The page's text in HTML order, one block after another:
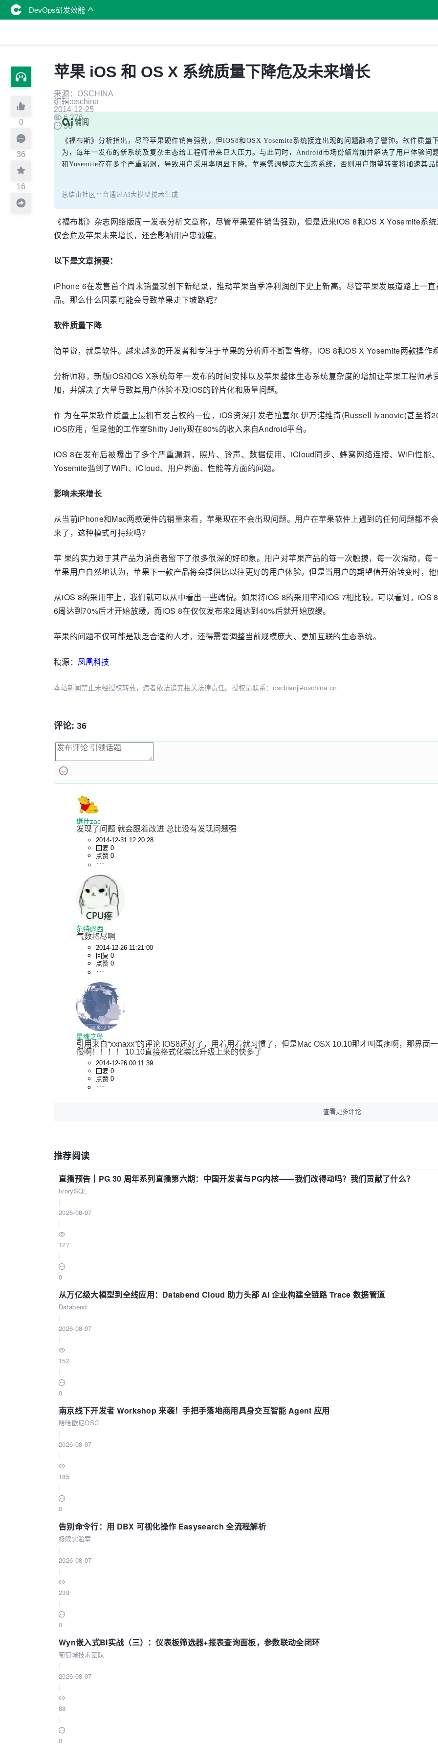
DevOps研发效能
0
36
16
苹果 iOS 和 OS X 系统质量下降危及未来增长
来源：OSCHINA
编辑:oschina
2014-12-25
6,276
36
《福布斯》分析指出，尽管苹果硬件销售强劲，但iOS8和OSX Yosemite系统接连出现的问题敲响了警钟。软件质
为，每年一发布的新系统及复杂生态给工程师带来巨大压力。与此同时，Android市场份额增加并解决了用户体验问
和Yosemite存在多个严重漏洞，导致用户采用率明显下降。苹果需调整庞大生态系统，否则用户期望转变将加速其品
总结由社区平台通过AI大模型技术生成
《福布斯》杂志网络版周一发表分析文章称，尽管苹果硬件销售强劲，但是近来iOS 8和OS X Yosemite系
仅会危及苹果未来增长，还会影响用户忠诚度。
以下是文章摘要：
iPhone 6在发售首个周末销量就创下新纪录，推动苹果当季净利润创下史上新高。尽管苹果发展道路上一
品。那么什么因素可能会导致苹果走下坡路呢？
软件质量下降
简单说，就是软件。越来越多的开发者和专注于苹果的分析师不断警告称，iOS 8和OS X Yosemite两款操作
分析师称，新版iOS和OS X系统每年一发布的时间安排以及苹果整体生态系统复杂度的增加让苹果工程师
加，并解决了大量导致其用户体验不及iOS的碎片化和质量问题。
作 为在苹果软件质量上最拥有发言权的一位，iOS资深开发者拉塞尔·伊万诺维奇(Russell Ivanovic)甚至将
iOS应用，但是他的工作室Shifty Jelly现在80%的收入来自Android平台。
iOS 8在发布后被曝出了多个严重漏洞，照片、铃声、数据使用、iCloud同步、蜂窝网络连接、WiFi性能
Yosemite遇到了WiFi、iCloud、用户界面、性能等方面的问题。
影响未来增长
从当前iPhone和Mac两款硬件的销量来看，苹果现在不会出现问题。用户在苹果软件上遇到的任何问题都不
来了，这种模式可持续吗？
苹 果的实力源于其产品为消费者留下了很多很深的好印象。用户对苹果产品的每一次触摸，每一次滑动，每
苹果用户自然地认为，苹果下一款产品将会提供比以往更好的用户体验。但是当用户的期望值开始转变时，
从iOS 8的采用率上，我们就可以从中看出一些端倪。如果将iOS 8的采用率和iOS 7相比较，可以看到，
6周达到70%后才开始放缓，而iOS 8在仅仅发布来2周达到40%后就开始放缓。
苹果的问题不仅可能是缺乏合适的人才，还得需要调整当前规模庞大、更加互联的生态系统。
稿源： 凤凰科技
本站新闻禁止未经授权转载，违者依法追究相关法律责任。授权请联系：oscbianji#oschina.cn
评论: 36
继仕zac
发现了问题 就会跟着改进 总比没有发现问题强
2014-12-31 12:20:28
回复 0
点赞 0
范特彪西
气数将尽啊
2014-12-26 11:21:00
回复 0
点赞 0
星魂之坠
引用来自“xxnaxx”的评论 IOS8还好了，用着用着就习惯了，但是Mac OSX 10.10那才叫蛋疼啊，那界面
慢啊！！！！ 10.10直接格式化装比升级上来的快多了
2014-12-26 00:11:39
回复 0
点赞 0
查看更多评论
推荐阅读
直播预告｜PG 30 周年系列直播第六期：中国开发者与PG内核——我们改得动吗？我们贡献了什么？
IvorySQL
2026-08-07
127
0
从万亿级大模型到全线应用：Databend Cloud 助力头部 AI 企业构建全链路 Trace 数据管道
Databend
2026-08-07
152
0
南京线下开发者 Workshop 来袭！手把手落地商用具身交互智能 Agent 应用
哈哈欧尼OSC
2026-08-07
185
0
告别命令行：用 DBX 可视化操作 Easysearch 全流程解析
极限实验室
2026-08-07
239
0
Wyn嵌入式BI实战（三）：仪表板筛选器+报表查询面板，参数联动全闭环
葡萄城技术团队
2026-08-07
88
0